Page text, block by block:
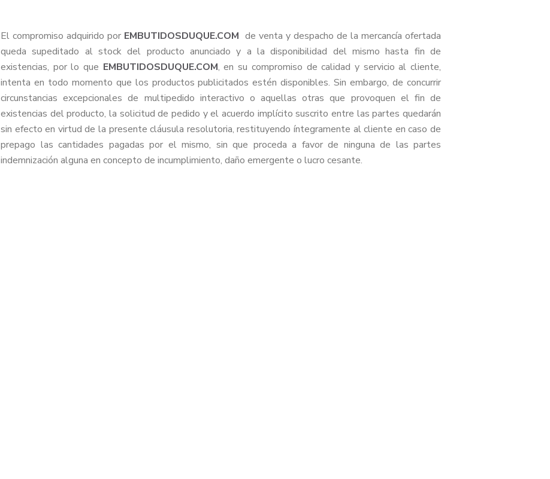
El compromiso adquirido por EMBUTIDOSDUQUE.COM de venta y despacho de la mercancía ofertada
queda supeditado al stock del producto anunciado y a la disponibilidad del mismo hasta fin de
existencias, por lo que EMBUTIDOSDUQUE.COM, en su compromiso de calidad y servicio al cliente,
intenta en todo momento que los productos publicitados estén disponibles. Sin embargo, de concurrir
circunstancias excepcionales de multipedido interactivo o aquellas otras que provoquen el fin de
existencias del producto, la solicitud de pedido y el acuerdo implícito suscrito entre las partes quedarán
sin efecto en virtud de la presente cláusula resolutoria, restituyendo íntegramente al cliente en caso de
prepago las cantidades pagadas por el mismo, sin que proceda a favor de ninguna de las partes
indemnización alguna en concepto de incumplimiento, daño emergente o lucro cesante.